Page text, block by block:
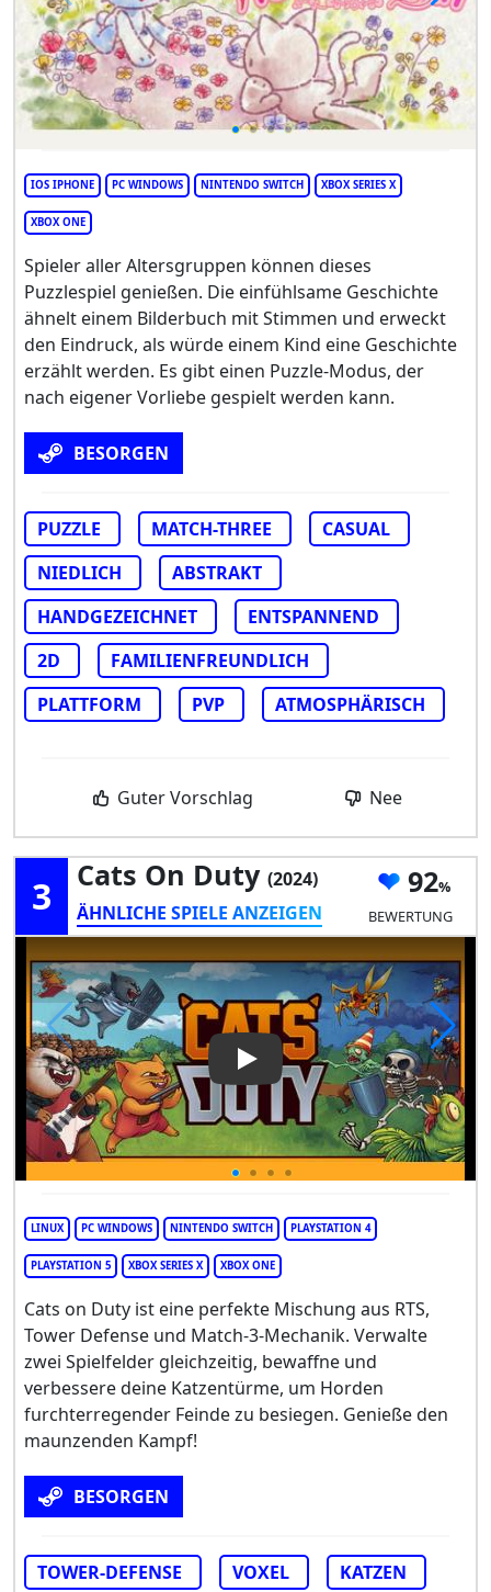
IOS IPHONE PC WINDOWS NINTENDO SWITCH XBOX SERIES X
XBOX ONE
Spieler aller Altersgruppen können dieses
Puzzlespiel genießen. Die einfühlsame Geschichte
ähnelt einem Bilderbuch mit Stimmen und erweckt
den Eindruck, als würde einem Kind eine Geschichte
erzählt werden. Es gibt einen Puzzle-Modus, der
nach eigener Vorliebe gespielt werden kann.
BESORGEN
PUZZLE MATCH-THREE
CASUAL
NIEDLICH
ABSTRAKT
HANDGEZEICHNET
ENTSPANNEND
2D
FAMILIENFREUNDLICH
PLATTFORM
PVP ATMOSPHÄRISCH
Guter Vorschlag Nee
3 Cats On Duty (2024)
ÄHNLICHE SPIELE ANZEIGEN
92
BEWERTUNG
Play Video: Cats on Duty
LINUX PC WINDOWS NINTENDO SWITCH PLAYSTATION 4
PLAYSTATION 5 XBOX SERIES X XBOX ONE
Cats on Duty ist eine perfekte Mischung aus RTS,
Tower Defense und Match-3-Mechanik. Verwalte
zwei Spielfelder gleichzeitig, bewaffne und
verbessere deine Katzentürme, um Horden
furchterregender Feinde zu besiegen. Genieße den
maunzenden Kampf!
BESORGEN
TOWER-DEFENSE VOXEL KATZEN